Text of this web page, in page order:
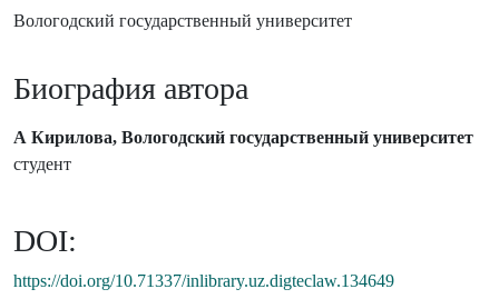
Вологодский государственный университет
Биография автора
А Кирилова, Вологодский государственный университет
студент
DOI:
https://doi.org/10.71337/inlibrary.uz.digteclaw.134649